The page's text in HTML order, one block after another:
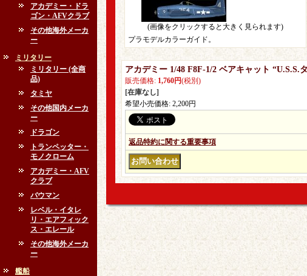
アカデミー・ドラ
ゴン・AFVクラブ
その他海外メーカ
ー
ミリタリー
ミリタリー (全商
品)
タミヤ
その他国内メーカ
ー
ドラゴン
トランペッター・
モノクローム
アカデミー・AFV
クラブ
バウマン
レベル・イタレ
リ・エアフィック
ス・エレール
その他海外メーカ
ー
艦船
(画像をクリックすると大きく見られます)
プラモデルカラーガイド。
アカデミー 1/48 F8F‐1/2 ベアキャット “U.S.S.
販売価格: 1,760円(税別)
[在庫なし]
希望小売価格: 2,200円
返品特約に関する重要事項